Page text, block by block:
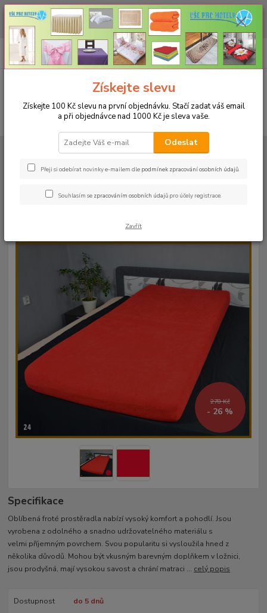
CHCETE NAKOUPIT VĚTŠÍ MNOŽSTVÍ NAŠICH PRODUKTŮ ZA LEPŠÍ
CENU? Klikněte ZDE
CZK
+420 773 794 023
Pondělí-pátek 9-16 hodin
0ks
za0 Kč
PROSTĚRADLA
Froté prostěradla s gumou - 190g/m2 - 45 barev
24 červená
Froté prostěradlo 60x120cm -
278 Kč
- 26 %
Specifikace
Oblíbená froté prostěradla nabízí vysoký komfort a pohodlí. Jsou
vyrobena z odolného a snadno udržovatelného materiálu s
velmi příjemným povrchem. Svou popularitu si vysloužila hned z
několika důvodů. Mohou být vkusným barevným doplňkem v ložnici,
jsou prodyšná, mají vysokou savost a chrání matraci ... celý popis
Dostupnost do 5 dnů
Získejte slevu
Získejte 100 Kč slevu na první objednávku. Stačí zadat váš email
a při objednávce nad 1000 Kč je sleva vaše.
Odeslat
Přeji si odebírat novinky e-mailem dle podmínek zpracování osobních údajů.
Souhlasím se zpracováním osobních údajů pro účely registrace.
Zavřít